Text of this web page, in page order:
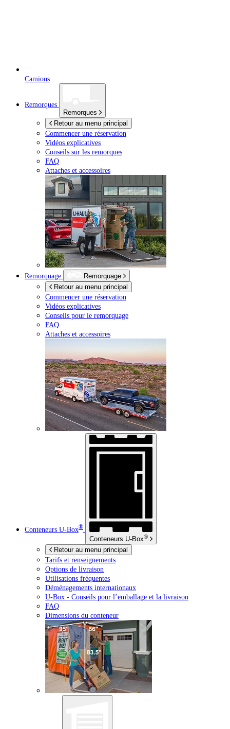
Camions
Remorques
Remorques
Retour au menu principal
Commencer une réservation
Vidéos explicatives
Conseils sur les remorques
FAQ
Attaches et accessoires
Remorquage
Remorquage
Retour au menu principal
Commencer une réservation
Vidéos explicatives
Conseils pour le remorquage
FAQ
Attaches et accessoires
Conteneurs U-Box®
Conteneurs U-Box®
Retour au menu principal
Tarifs et renseignements
Options de livraison
Utilisations fréquentes
Déménagements internationaux
U-Box - Conseils pour l’emballage et la livraison
FAQ
Dimensions du conteneur